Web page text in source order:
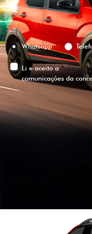
Preferência de contato:
Whatsapp
Li e aceito aPolítica
comunicações da